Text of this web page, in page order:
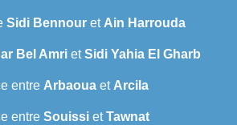
Sidi Bennour et Ain Harrouda
Bel Amri etSidi Yahia El Gharb
entre Arbaoua et Arcila
entre SouissietTawnat